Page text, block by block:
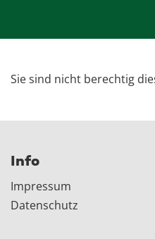
Sie sind nicht berechtig
Info
Impressum
Datenschutz